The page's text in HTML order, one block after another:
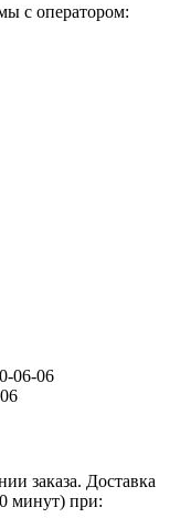
с оператором:
06-06
заказа. Доставка
минут) при: